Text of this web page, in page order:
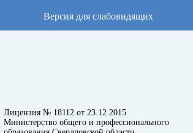
Версия для слабовидящих
Лицензия № 18112 от 23.12.2015
Министерство общего и профессионального